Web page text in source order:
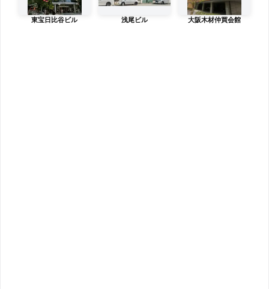
東宝日比谷ビル 浅尾ビル 大阪木材仲買会館